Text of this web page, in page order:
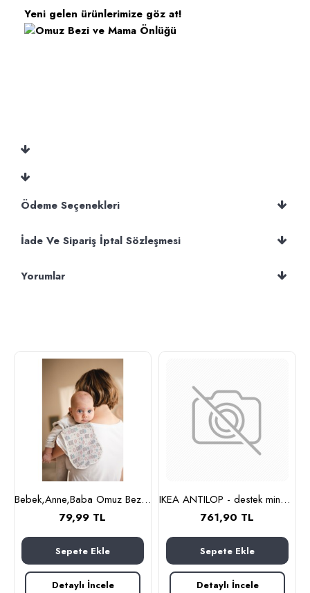
Yeni gelen ürünlerimize göz at!
Ödeme Seçenekleri
İade Ve Sipariş İptal Sözleşmesi
Yorumlar
Bebek,Anne,Baba Omuz Bezi ve Mama Önlüğü, İkili Set, OEKO-TEX sertifikalı, Burpy Bip Organic Cloth KRAL AYI Desenli Feeding Cloth%100 Pamuk Multi-Use Burp Cloth and Bib 67x28 cm
79,99 TL
Sepete Ekle
Detaylı İncele
IKEA ANTILOP - destek minderi kılıfı (çok renkli)
761,90 TL
Sepete Ekle
Detaylı İncele